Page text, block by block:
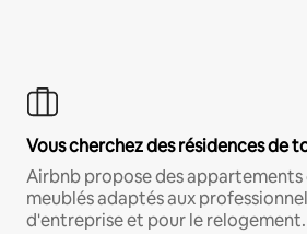
Vous cherchez des résidences de
Airbnb propose des
meublés adaptés aux
d'entreprise et pour le relogement.